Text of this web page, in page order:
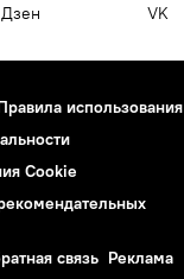
Дзен VK
использования
Cookie
связь Реклама